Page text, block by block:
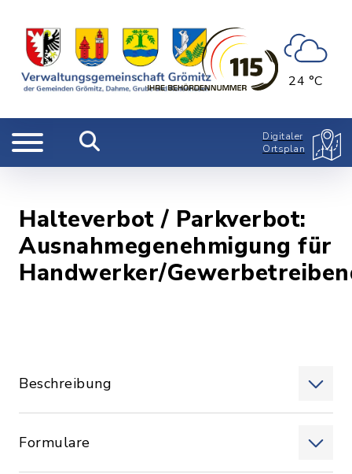
24 °C
Digitaler
Ortsplan
Halteverbot / Parkverbot:
Ausnahmegenehmigung für
Handwerker/
Beschreibung
Formulare